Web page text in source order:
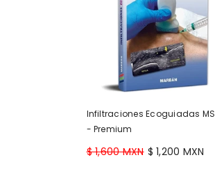
Infiltraciones Ecoguiadas
- Premium
$ 1,600 MXN $ 1,200 MXN